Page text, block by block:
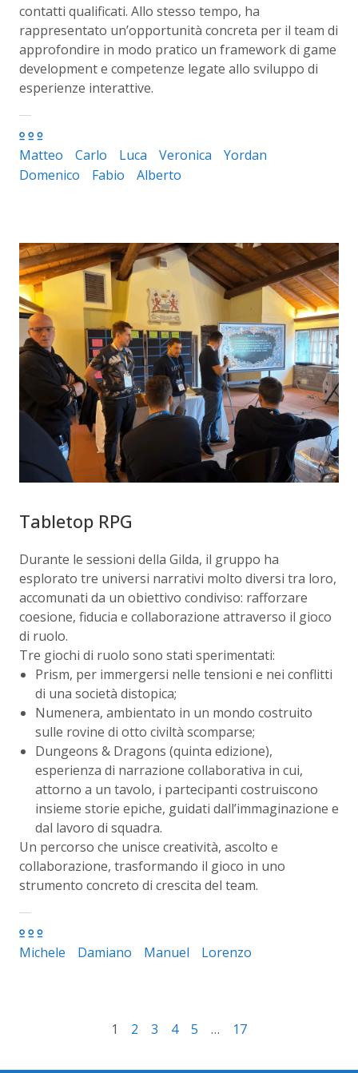
contatti qualificati. Allo stesso tempo, ha
rappresentato un’opportunità concreta per il team di
approfondire in modo pratico un framework di game
development e competenze legate allo sviluppo di
esperienze interattive.
Matteo Carlo Luca Veronica
Yordan
Domenico
Fabio Alberto
Tabletop RPG
Durante le sessioni della Gilda, il gruppo ha
esplorato tre universi narrativi molto diversi tra loro,
accomunati da un obiettivo condiviso: rafforzare
coesione, fiducia e collaborazione attraverso il gioco
di ruolo.
Tre giochi di ruolo sono stati sperimentati:
Prism, per immergersi nelle tensioni e nei conflitti
di una società distopica;
Numenera, ambientato in un mondo costruito
sulle rovine di otto civiltà scomparse;
Dungeons & Dragons (quinta edizione),
esperienza di narrazione collaborativa in cui,
attorno a un tavolo, i partecipanti costruiscono
insieme storie epiche, guidati dall’immaginazione e
dal lavoro di squadra.
Un percorso che unisce creatività, ascolto e
collaborazione, trasformando il gioco in uno
strumento concreto di crescita del team.
Michele Damiano Manuel Lorenzo
1 2 3 4 5 … 17